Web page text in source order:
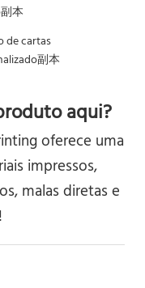
aqui?
oferece uma
impressos,
malas diretas e